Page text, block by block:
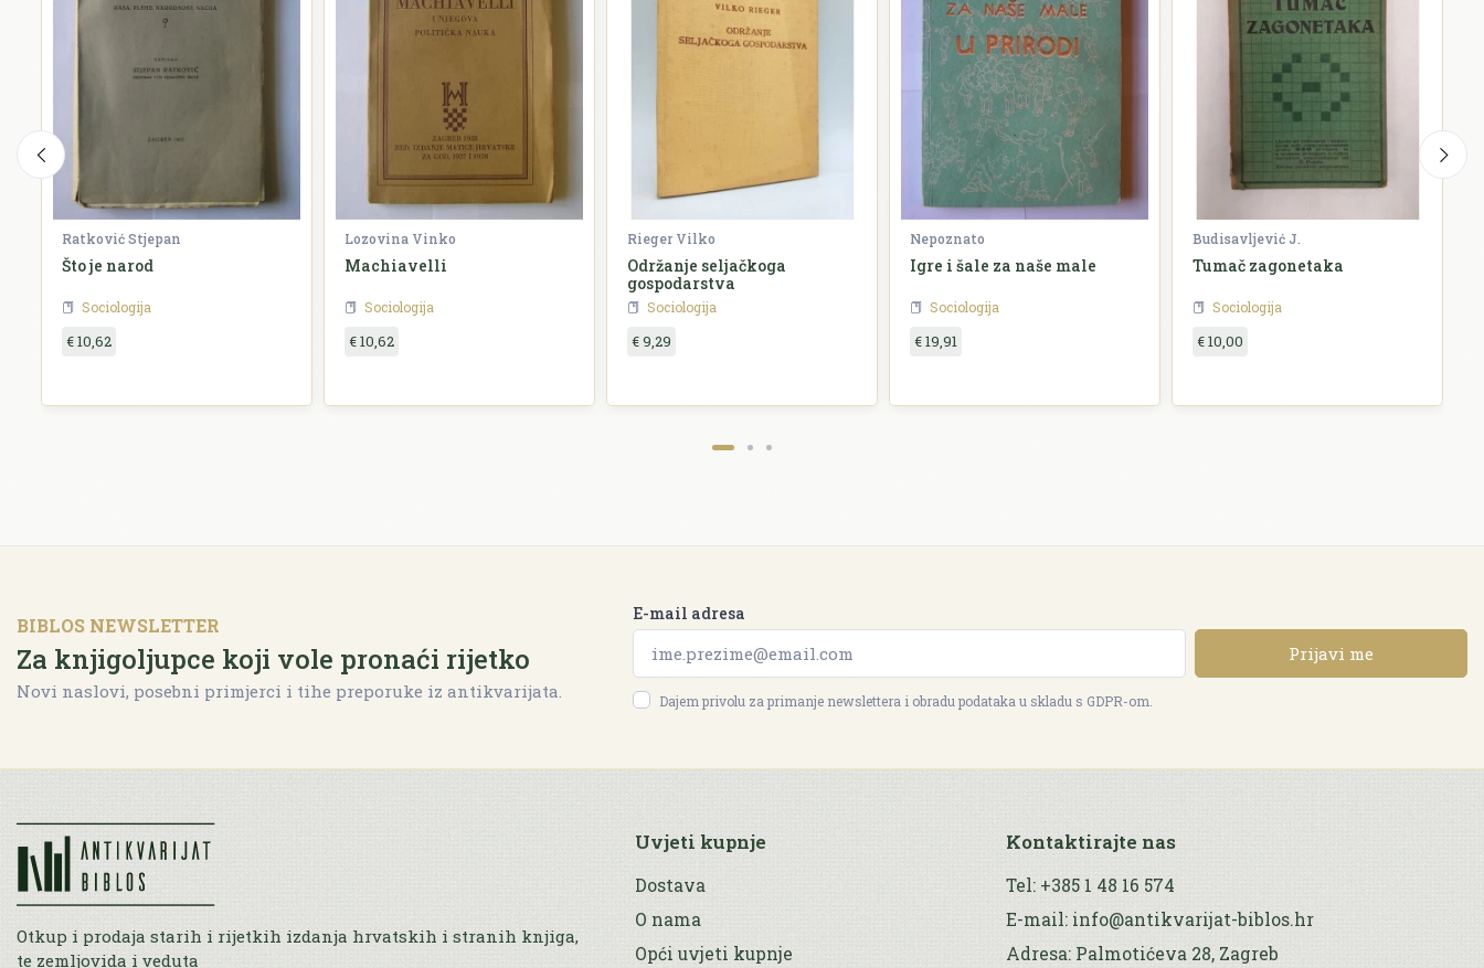
Ratković Stjepan
Što je narod
Sociologija
€ 10,62
Lozovina Vinko
Machiavelli
Sociologija
€ 10,62
Rieger Vilko
Održanje seljačkoga
gospodarstva
Sociologija
€ 9,29
Nepoznato
Igre i šale za naše male
Sociologija
€ 19,91
Budisavljević J.
Tumač zagonetaka
Sociologija
€ 10,00
BIBLOS NEWSLETTER
Za knjigoljupce koji vole pronaći rijetko
Novi naslovi, posebni primjerci i tihe preporuke iz antikvarijata.
E-mail adresa
Prijavi me
Dajem privolu za primanje newslettera i obradu podataka u skladu s GDPR-om.
Otkup i prodaja starih i rijetkih izdanja hrvatskih i stranih knjiga,
te zemljovida i veduta
Uvjeti kupnje
Dostava
O nama
Opći uvjeti kupnje
Kontaktirajte nas
Tel: +385 1 48 16 574
E-mail: info@antikvarijat-biblos.hr
Adresa: Palmotićeva 28, Zagreb